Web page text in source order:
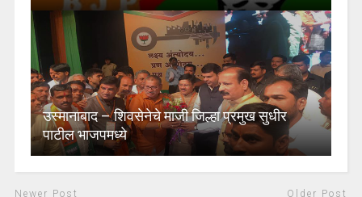
उस्मानाबाद – शिवसेनेचे माजी जिल्हा प्रमुख सुधीर
पाटील भाजपमध्ये
Newer Post Older Post